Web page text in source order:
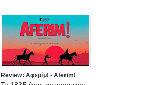
Review: Αφερίμ! - Aferim!